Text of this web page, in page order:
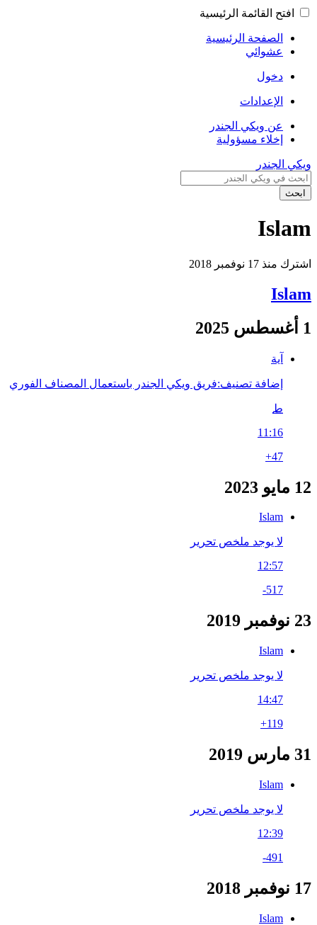
افتح القائمة الرئيسية
الصفحة الرئيسية
عشوائي
دخول
الإعدادات
عن ويكي الجندر
إخلاء مسؤولية
ويكي الجندر
ابحث
Islam
اشترك منذ 17 نوفمبر 2018
Islam
1 أغسطس 2025
آية
إضافة تصنيف:فريق ويكي الجندر باستعمال المصناف الفوري
ط
11:16
+47
12 مايو 2023
Islam
لا يوجد ملخص تحرير
12:57
-517
23 نوفمبر 2019
Islam
لا يوجد ملخص تحرير
14:47
+119
31 مارس 2019
Islam
لا يوجد ملخص تحرير
12:39
-491
17 نوفمبر 2018
Islam